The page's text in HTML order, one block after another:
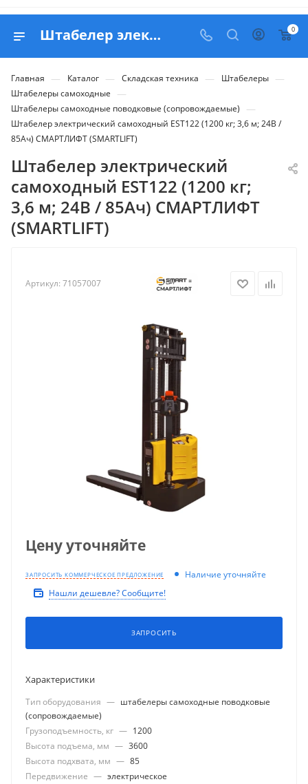
Штабелер электрический самоходный EST122 (1200 кг; 3,6 м; 24В / 85Ач) СМАРТЛИФТ (SMARTLIFT) - купить в Belapex 0
Главная — Каталог — Складская техника — Штабелеры —
Штабелеры самоходные —
Штабелеры самоходные поводковые (сопровождаемые) —
Штабелер электрический самоходный EST122 (1200 кг; 3,6 м; 24В /
85Ач) СМАРТЛИФТ (SMARTLIFT)
Штабелер электрический
самоходный EST122 (1200 кг;
3,6 м; 24В / 85Ач) СМАРТЛИФТ
(SMARTLIFT)
Артикул: 71057007
Цену уточняйте
ЗАПРОСИТЬ КОММЕРЧЕСКОЕ ПРЕДЛОЖЕНИЕ
Наличие уточняйте
Нашли дешевле? Сообщите!
ЗАПРОСИТЬ
Характеристики
Тип оборудования — штабелеры самоходные поводковые
(сопровождаемые)
Грузоподъемность, кг — 1200
Высота подъема, мм — 3600
Высота подхвата, мм — 85
Передвижение — электрическое